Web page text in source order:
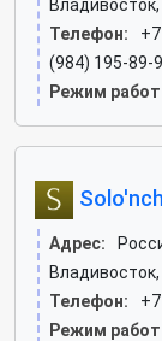
Телефон:
(984) 195-89-
Режим
Адрес:
Телефон:
Режим